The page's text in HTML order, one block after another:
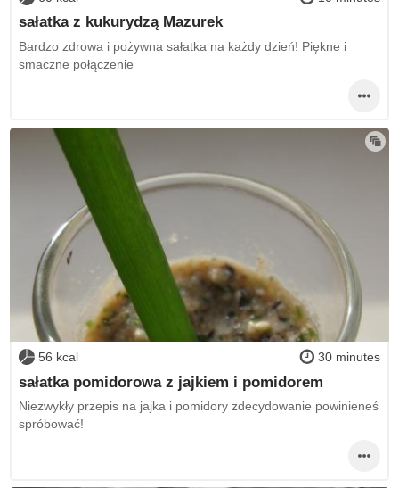
sałatka z kukurydzą Mazurek
Bardzo zdrowa i pożywna sałatka na każdy dzień! Piękne i
smaczne połączenie
56 kcal 30 minutes
sałatka pomidorowa z jajkiem i pomidorem
Niezwykły przepis na jajka i pomidory zdecydowanie powinieneś
spróbować!